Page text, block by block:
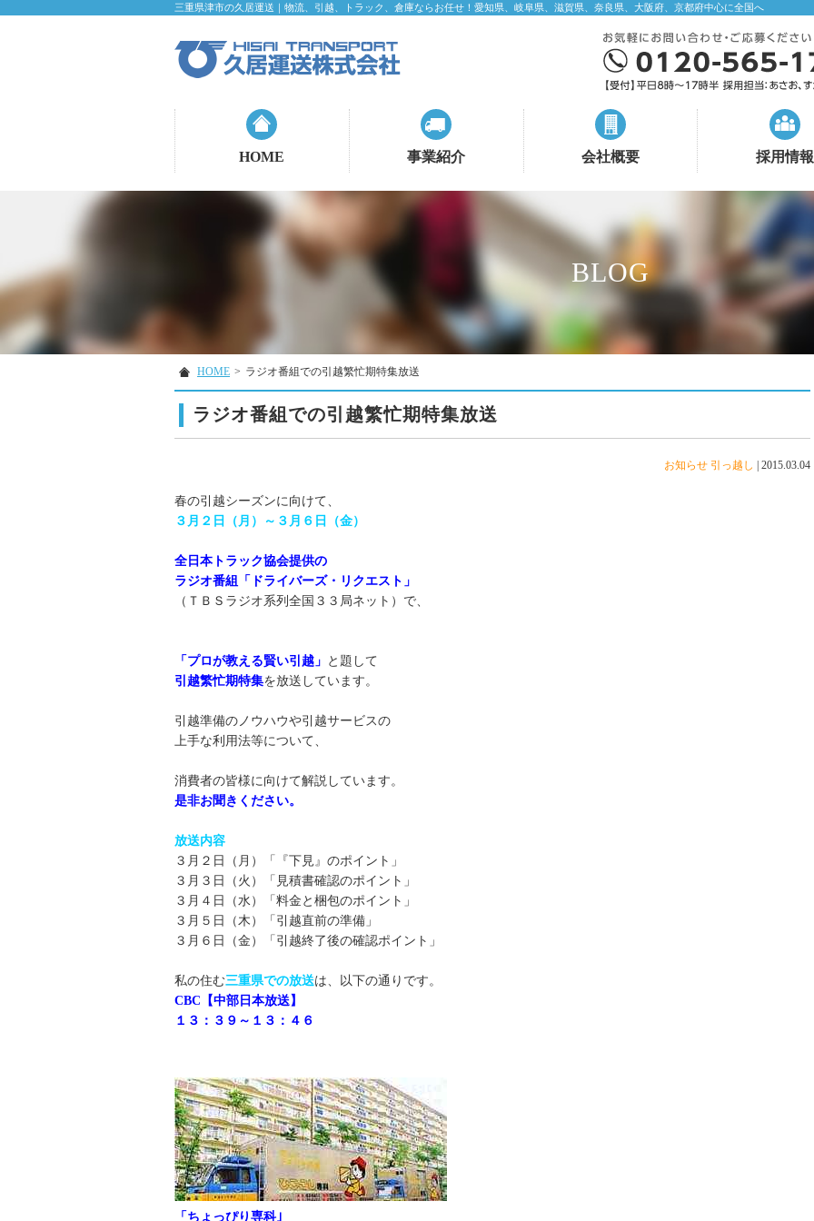
三重県津市の久居運送｜物流、引越、トラック、倉庫ならお任せ！愛知県、岐阜県、滋賀県、奈良県、大阪府、京都府中心に全国へ
HOME 事業紹介 会社概要 採用情報
BLOG
HOME > ラジオ番組での引越繁忙期特集放送
ラジオ番組での引越繁忙期特集放送
お知らせ 引っ越し 2015.03.04
春の引越シーズンに向けて、
３月２日（月）～３月６日（金）
全日本トラック協会提供の
ラジオ番組「ドライバーズ・リクエスト」
（ＴＢＳラジオ系列全国３３局ネット）で、
「プロが教える賢い引越」 と題して
引越繁忙期特集を放送しています。
引越準備のノウハウや引越サービスの
上手な利用法等について、
消費者の皆様に向けて解説しています。
是非お聞きください。
放送内容
３月２日（月）「『下見』のポイント」
３月３日（火）「見積書確認のポイント」
３月４日（水）「料金と梱包のポイント」
３月５日（木）「引越直前の準備」
３月６日（金）「引越終了後の確認ポイント」
私の住む三重県での放送は、以下の通りです。
CBC【中部日本放送】
１３：３９～１３：４６
「ちょっぴり専科｣